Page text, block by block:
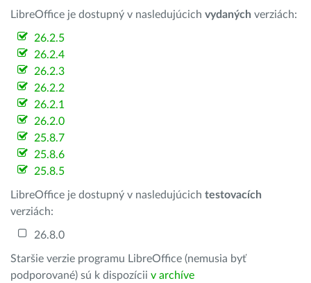
LibreOffice je dostupný v nasledujúcich vydaných verziách:
26.2.5
26.2.4
26.2.3
26.2.2
26.2.1
26.2.0
25.8.7
25.8.6
25.8.5
LibreOffice je dostupný v nasledujúcich testovacích
verziách:
26.8.0
Staršie verzie programu LibreOffice (nemusia byť
podporované) sú k dispozícii v archíve